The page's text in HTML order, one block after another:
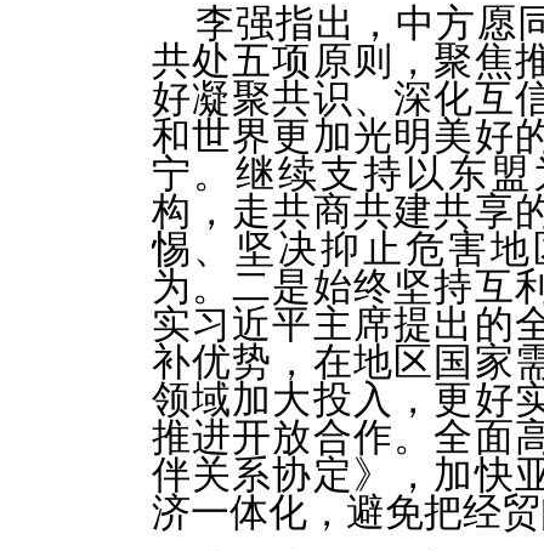
李强指出，中方愿
共处五项原则，聚焦
好凝聚共识、深化互
和世界更加光明美好
宁。继续支持以东
构，走共商共建共享
惕、坚决抑止危害
为。二是始终坚持互
实习近平主席提出的
补优势，在地区国家
领域加大投入，更好
推进开放合作。全面
伴关系协定》，加快
济一体化，避免把经